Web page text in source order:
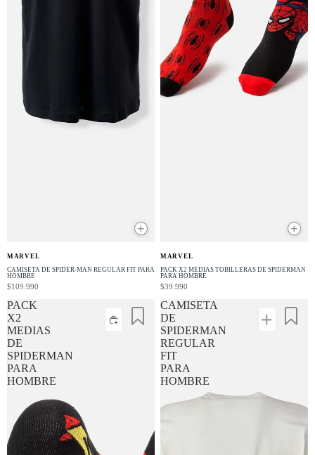
+
MARVEL
CAMISETA DE SPIDER-MAN REGULAR FIT PARA
HOMBRE
$109.990
+
MARVEL
PACK X2 MEDIAS TOBILLERAS DE SPIDERMAN
PARA HOMBRE
$39.990
PACK
X2
MEDIAS
DE
SPIDERMAN
PARA
HOMBRE
CAMISETA
DE
SPIDERMAN
REGULAR
FIT
PARA
HOMBRE